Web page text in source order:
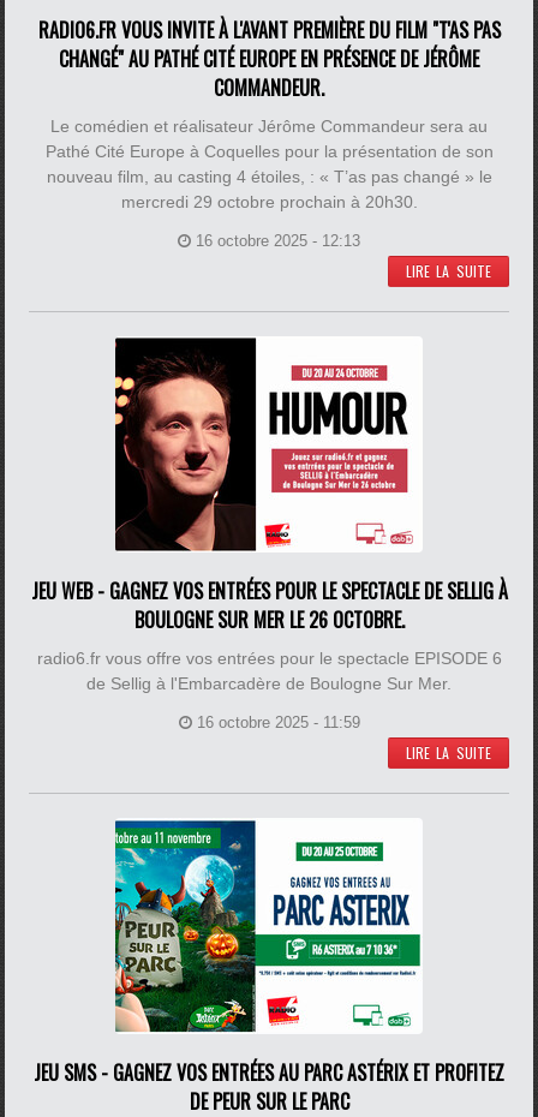
RADIO6.FR VOUS INVITE À L'AVANT PREMIÈRE DU FILM "T'AS PAS
CHANGÉ" AU PATHÉ CITÉ EUROPE EN PRÉSENCE DE JÉRÔME
COMMANDEUR.
Le comédien et réalisateur Jérôme Commandeur sera au
Pathé Cité Europe à Coquelles pour la présentation de son
nouveau film, au casting 4 étoiles, : « T’as pas changé » le
mercredi 29 octobre prochain à 20h30.
16 octobre 2025 - 12:13
LIRE LA SUITE
JEU WEB - GAGNEZ VOS ENTRÉES POUR LE SPECTACLE DE SELLIG À
BOULOGNE SUR MER LE 26 OCTOBRE.
radio6.fr vous offre vos entrées pour le spectacle EPISODE 6
de Sellig à l'Embarcadère de Boulogne Sur Mer.
16 octobre 2025 - 11:59
LIRE LA SUITE
JEU SMS - GAGNEZ VOS ENTRÉES AU PARC ASTÉRIX ET PROFITEZ
DE PEUR SUR LE PARC